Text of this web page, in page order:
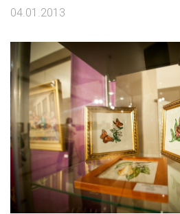
04.01.2013